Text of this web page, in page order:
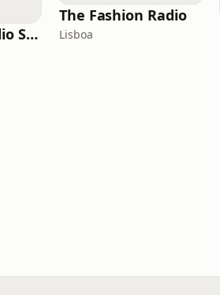
7kilowatte Radio Station
The Fashion Radio
Lisboa